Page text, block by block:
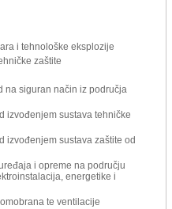
i tehnološke eksplozije
zaštite
na siguran način iz područja
izvođenjem sustava tehničke
izvođenjem sustava zaštite od
i opreme na području
energetike i
te ventilacije